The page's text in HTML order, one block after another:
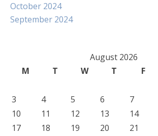
October 2024
September 2024
August 2026
M
T W T F
3
4 5 6 7
10
11 12 13 14
17
18 19 20 21